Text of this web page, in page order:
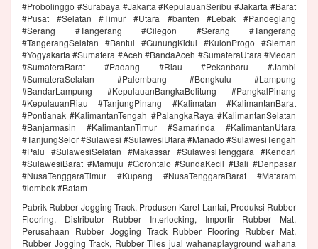
#Probolinggo #Surabaya #Jakarta #KepulauanSeribu #Jakarta #Barat
#Pusat #Selatan #Timur #Utara #banten #Lebak #Pandeglang
#Serang #Tangerang #Cilegon #Serang #Tangerang
#TangerangSelatan #Bantul #GunungKidul #KulonProgo #Sleman
#Yogyakarta #Sumatera #Aceh #BandaAceh #SumateraUtara #Medan
#SumateraBarat #Padang #Riau #Pekanbaru #Jambi
#SumateraSelatan #Palembang #Bengkulu #Lampung
#BandarLampung #KepulauanBangkaBelitung #PangkalPinang
#KepulauanRiau #TanjungPinang #Kalimatan #KalimantanBarat
#Pontianak #KalimantanTengah #PalangkaRaya #KalimantanSelatan
#Banjarmasin #KalimantanTimur #Samarinda #KalimantanUtara
#TanjungSelor #Sulawesi #SulawesiUtara #Manado #SulawesiTengah
#Palu #SulawesiSelatan #Makassar #SulawesiTenggara #Kendari
#SulawesiBarat #Mamuju #Gorontalo #SundaKecil #Bali #Denpasar
#NusaTenggaraTimur #Kupang #NusaTenggaraBarat #Mataram
#lombok #Batam
Pabrik Rubber Jogging Track, Produsen Karet Lantai, Produksi Rubber
Flooring, Distributor Rubber Interlocking, Importir Rubber Mat,
Perusahaan Rubber Jogging Track Rubber Flooring Rubber Mat,
Rubber Jogging Track, Rubber Tiles jual wahanaplayground wahana